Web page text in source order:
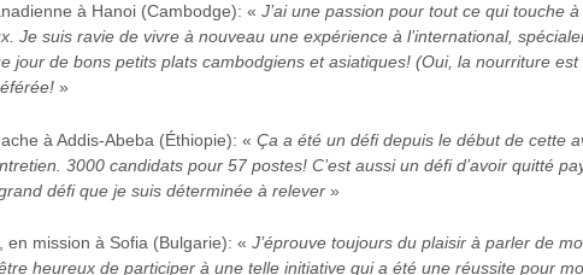
à Hanoi (Cambodge): « J’ai une passion pour tout ce qui touche
Je suis ravie de vivre à nouveau une expérience à l’international,
jour de bons petits plats cambodgiens et asiatiques! (Oui, la nourriture
»
à Addis-Abeba (Éthiopie): « Ça a été un défi depuis le début de cette
3000 candidats pour 57 postes! C’est aussi un défi d’avoir quitté
défi que je suis déterminée à relever »
en mission à Sofia (Bulgarie): « J’éprouve toujours du plaisir à parler de
heureux de participer à une telle initiative qui a été une réussite pour